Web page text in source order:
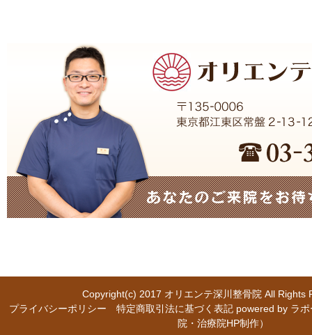
Copyright(c) 2017 オリエンテ深川整骨院 All
プライバシーポリシー
特定商取引法に基づく表記 powered by ラ
院・治療院HP制作）